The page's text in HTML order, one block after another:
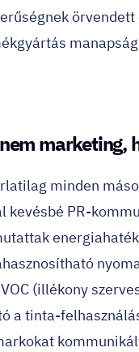
marketing,
minden
kevésbé PR-
(illékony
a tinta-